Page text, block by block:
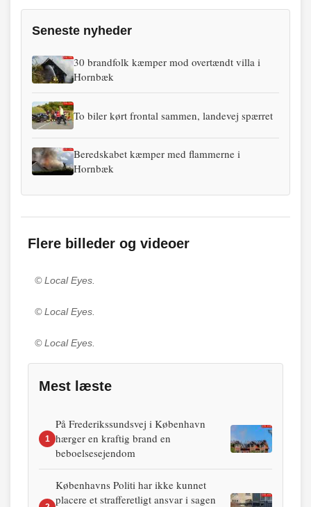
Seneste nyheder
30 brandfolk kæmper mod overtændt villa i
Hornbæk
To biler kørt frontal sammen, landevej spærret
Beredskabet kæmper med flammerne i
Hornbæk
Flere billeder og videoer
© Local Eyes.
© Local Eyes.
© Local Eyes.
Mest læste
1
På Frederikssundsvej i København
hærger en kraftig brand en
beboelsesejendom
Københavns Politi har ikke kunnet
placere et strafferetligt ansvar i sagen